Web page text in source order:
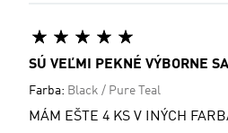
SÚ VEĽMI PEKNÉ VÝBORNE
Farba: Black / Pure Teal